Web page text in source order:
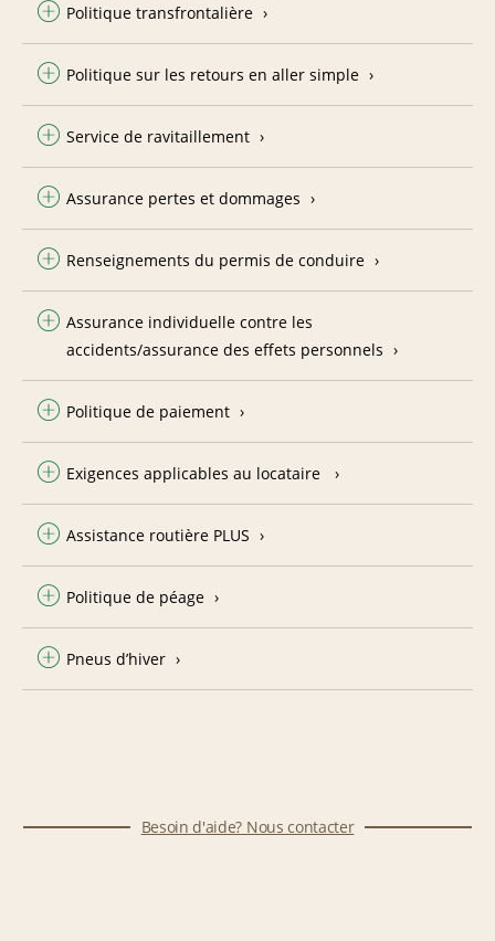
Politique transfrontalière
Politique sur les retours en aller simple
Service de ravitaillement
Assurance pertes et dommages
Renseignements du permis de conduire
Assurance individuelle contre les
accidents/assurance des effets personnels
Politique de paiement
Exigences applicables au locataire
Assistance routière PLUS
Politique de péage
Pneus d’hiver
Besoin d'aide? Nous contacter